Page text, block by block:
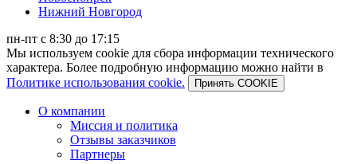
Нижний Новгород
пн-пт с 8:30 до 17:15
Мы используем cookie для сбора информации технического
характера. Более подробную информацию можно найти в
Политике использования cookie.
Принять COOKIE
О компании
Миссия и политика
Отзывы заказчиков
Партнеры